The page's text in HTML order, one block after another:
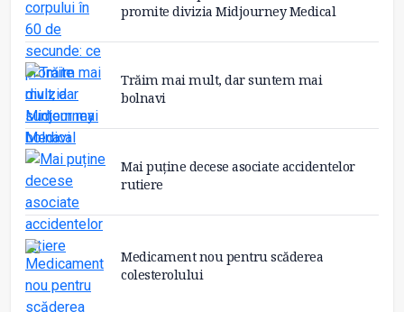
promite divizia Midjourney Medical
Trăim mai mult, dar suntem mai
bolnavi
Mai puține decese asociate accidentelor
rutiere
Medicament nou pentru scăderea
colesterolului